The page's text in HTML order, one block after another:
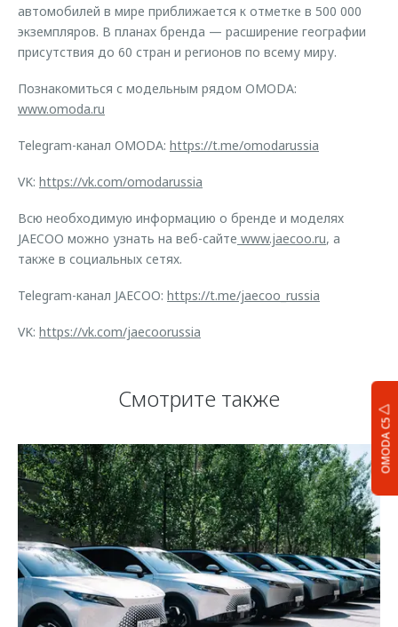
OMODA C5
автомобилей в мире приближается к отметке в 500 000
экземпляров. В планах бренда — расширение географии
присутствия до 60 стран и регионов по всему миру.
Познакомиться с модельным рядом OMODA:
www.omoda.ru
Telegram-канал OMODA: https://t.me/omodarussia
VK: https://vk.com/omodarussia
Всю необходимую информацию о бренде и моделях
JAECOO можно узнать на веб-сайте www.jaecoo.ru, а
также в социальных сетях.
Telegram-канал JAECOO: https://t.me/jaecoo_russia
VK: https://vk.com/jaecoorussia
Смотрите также